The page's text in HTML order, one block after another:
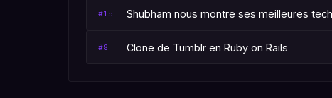
#15 Shubham nous montre ses meilleures
#8 Clone de Tumblr en Ruby on Rails